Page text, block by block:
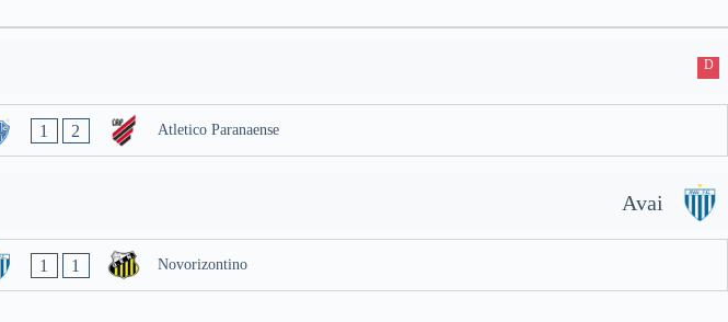
D
1 2 Atletico Paranaense
Avai
1 1 Novorizontino